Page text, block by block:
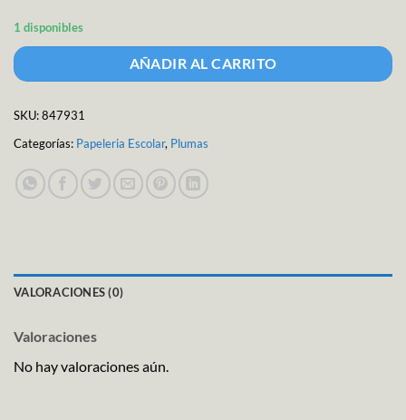
1 disponibles
AÑADIR AL CARRITO
SKU:847931
Categorías: Papeleria Escolar, Plumas
VALORACIONES (0)
Valoraciones
No hay valoraciones aún.